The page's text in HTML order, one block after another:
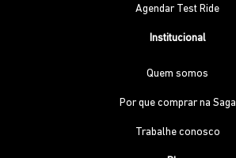
Agendar Test Ride
Institucional
Quem somos
Por que comprar na Saga
Trabalhe conosco